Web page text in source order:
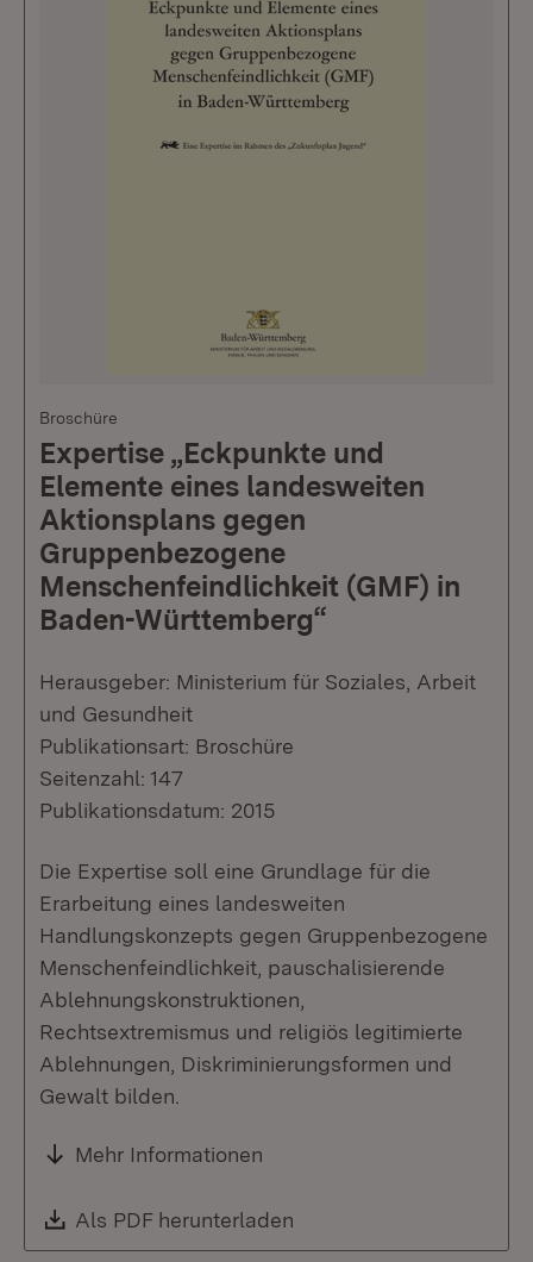
Broschüre
Expertise „Eckpunkte und
Elemente eines landesweiten
Aktionsplans gegen
Gruppenbezogene
Menschenfeindlichkeit (GMF) in
Baden-Württemberg“
Herausgeber: Ministerium für Soziales, Arbeit
und Gesundheit
Publikationsart: Broschüre
Seitenzahl: 147
Publikationsdatum: 2015
Die Expertise soll eine Grundlage für die
Erarbeitung eines landesweiten
Handlungskonzepts gegen Gruppenbezogene
Menschenfeindlichkeit, pauschalisierende
Ablehnungskonstruktionen,
Rechtsextremismus und religiös legitimierte
Ablehnungen, Diskriminierungsformen und
Gewalt bilden.
Mehr Informationen
Download:
Als PDF herunterladen